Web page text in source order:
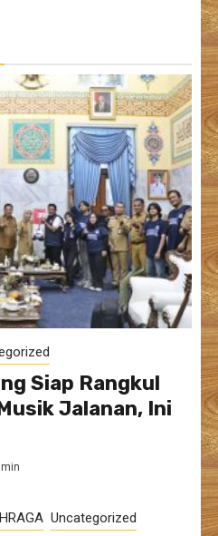
Siap Rangkul
Jalanan, Ini
Uncategorized